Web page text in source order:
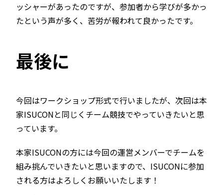
ッシャーがあったのですが、参加者から学びが多かっ
たという声が多く、苦労が報われて良かったです。
最後に
今回はワークショップ形式で行いましたが、次回は本
家ISUCONと同じくチーム競技でやっていきたいと思
っています。
本家ISUCONの方には今回の運営メンバーでチームを
組み挑んでいきたいと思いますので、ISUCONに参加
される方はよろしくお願いいたします！